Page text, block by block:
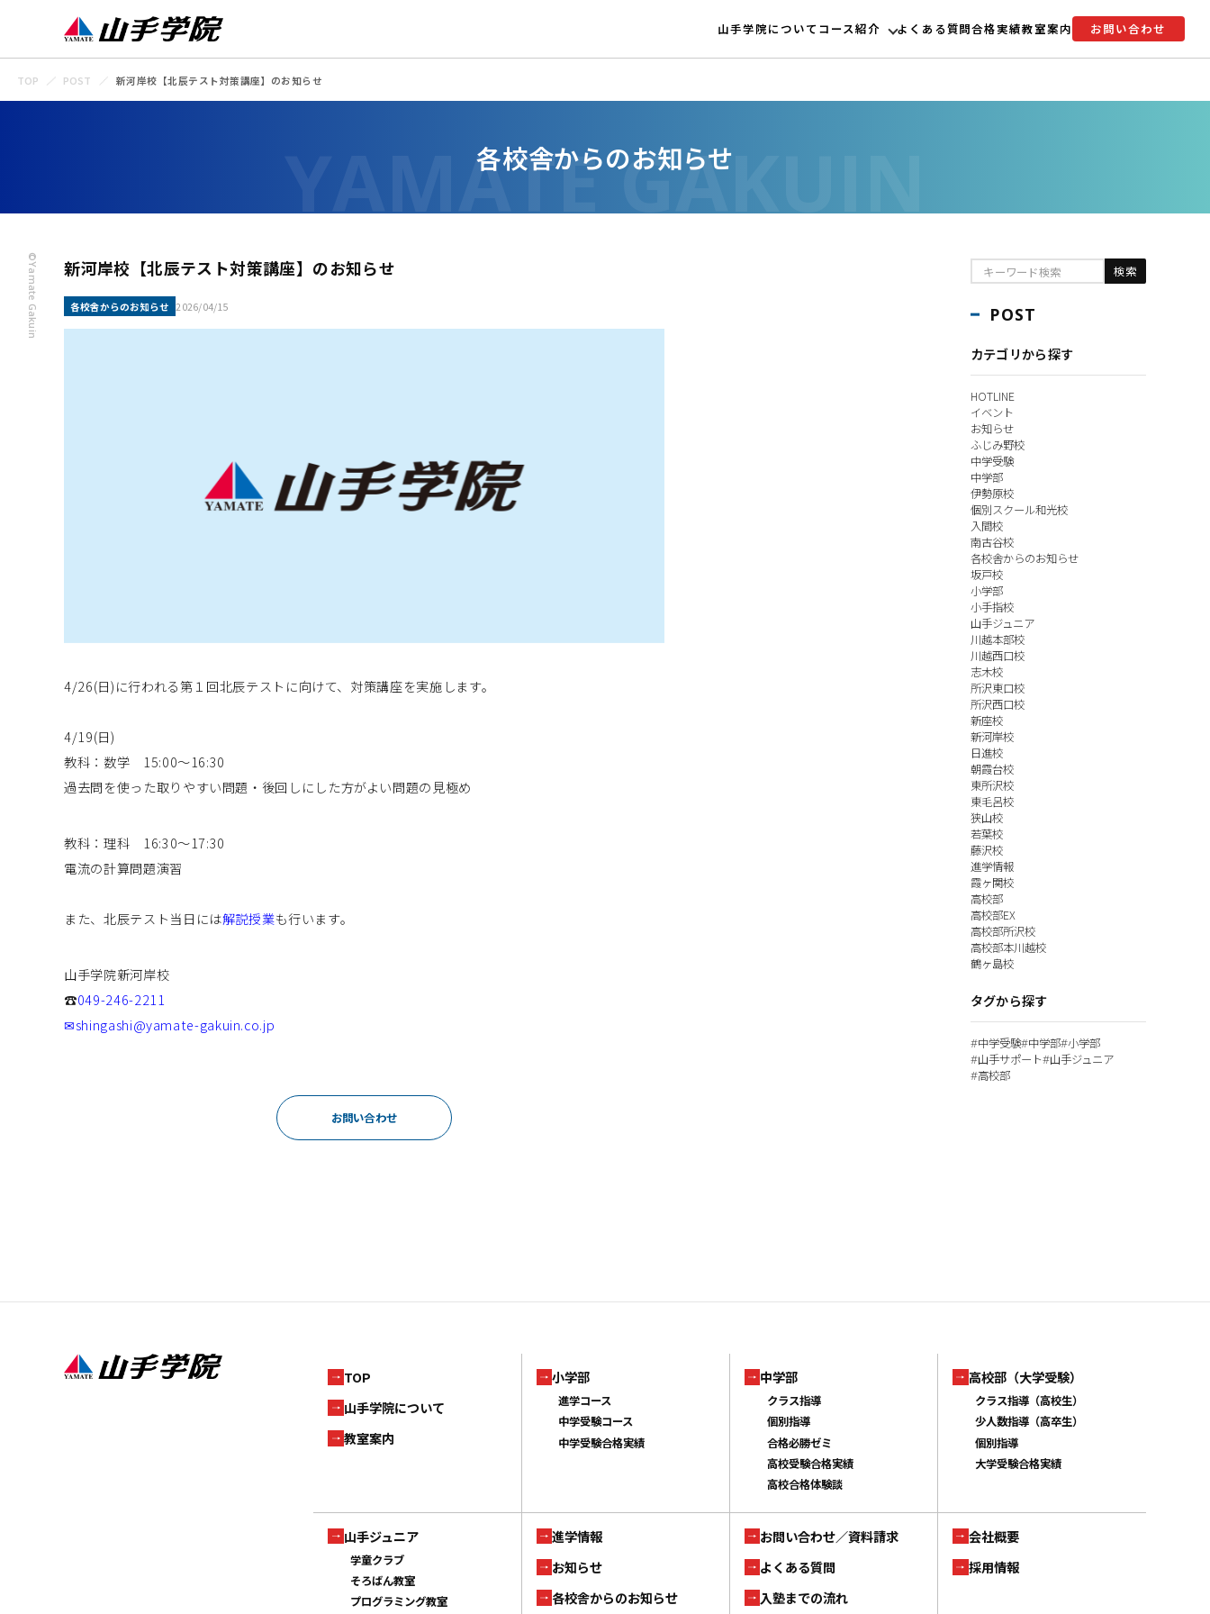
山手学院についてコース紹介 よくある質問合格実績教室案内 お問い合わせ
©Yamate Gakuin
TOP POST 新河岸校【北辰テスト対策講座】のお知らせ
各校舎からのお知らせ
新河岸校【北辰テスト対策講座】のお知らせ
各校舎からのお知らせ 2026/04/15
4/26(日)に行われる第１回北辰テストに向けて、対策講座を実施します。
4/19(日)
教科：数学 15:00～16:30
過去問を使った取りやすい問題・後回しにした方がよい問題の見極め
教科：理科 16:30～17:30
電流の計算問題演習
また、北辰テスト当日には解説授業も行います。
山手学院新河岸校
☎049-246-2211
✉shingashi@yamate-gakuin.co.jp
お問い合わせ
POST
カテゴリから探す
HOTLINE
イベント
お知らせ
ふじみ野校
中学受験
中学部
伊勢原校
個別スクール和光校
入間校
南古谷校
各校舎からのお知らせ
坂戸校
小学部
小手指校
山手ジュニア
川越本部校
川越西口校
志木校
所沢東口校
所沢西口校
新座校
新河岸校
日進校
朝霞台校
東所沢校
東毛呂校
狭山校
若葉校
藤沢校
進学情報
霞ヶ関校
高校部
高校部EX
高校部所沢校
高校部本川越校
鶴ヶ島校
タグから探す
#中学受験#中学部#小学部
#山手サポート#山手ジュニア
#高校部
TOP
山手学院について
教室案内
小学部
進学コース
中学受験コース
中学受験合格実績
中学部
クラス指導
個別指導
合格必勝ゼミ
高校受験合格実績
高校合格体験談
高校部（大学受験）
クラス指導（高校生）
少人数指導（高卒生）
個別指導
大学受験合格実績
山手ジュニア
学童クラブ
そろばん教室
プログラミング教室
進学情報
お知らせ
各校舎からのお知らせ
お問い合わせ／資料請求
よくある質問
入塾までの流れ
会社概要
採用情報